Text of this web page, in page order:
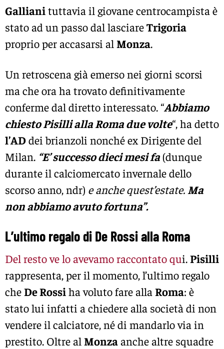
Galliani tuttavia il giovane centrocampista è
stato ad un passo dal lasciareTrigoria
proprio per accasarsi al Monza.
Un retroscena già emerso nei giorni scorsi
ma che ora ha trovato definitivamente
conferme dal diretto interessato. “Abbiamo
chiesto Pisilli alla Roma due volte“, ha detto
l’ADdei brianzoli nonché ex Dirigente del
Milan. “E’ successo dieci mesi fa(dunque
durante il calciomercato invernale dello
scorso anno, ndr) e anche quest’estate. Ma
non abbiamo avuto fortuna”.
L’ultimo regalo di De Rossi alla Roma
Del resto ve lo avevamo raccontato qui.Pisilli
rappresenta, per il momento, l’ultimo regalo
cheDe Rossiha voluto fare alla Roma: è
stato lui infatti a chiedere alla società di non
vendere il calciatore, né di mandarlo via in
prestito. Oltre al Monzaanche altre squadre